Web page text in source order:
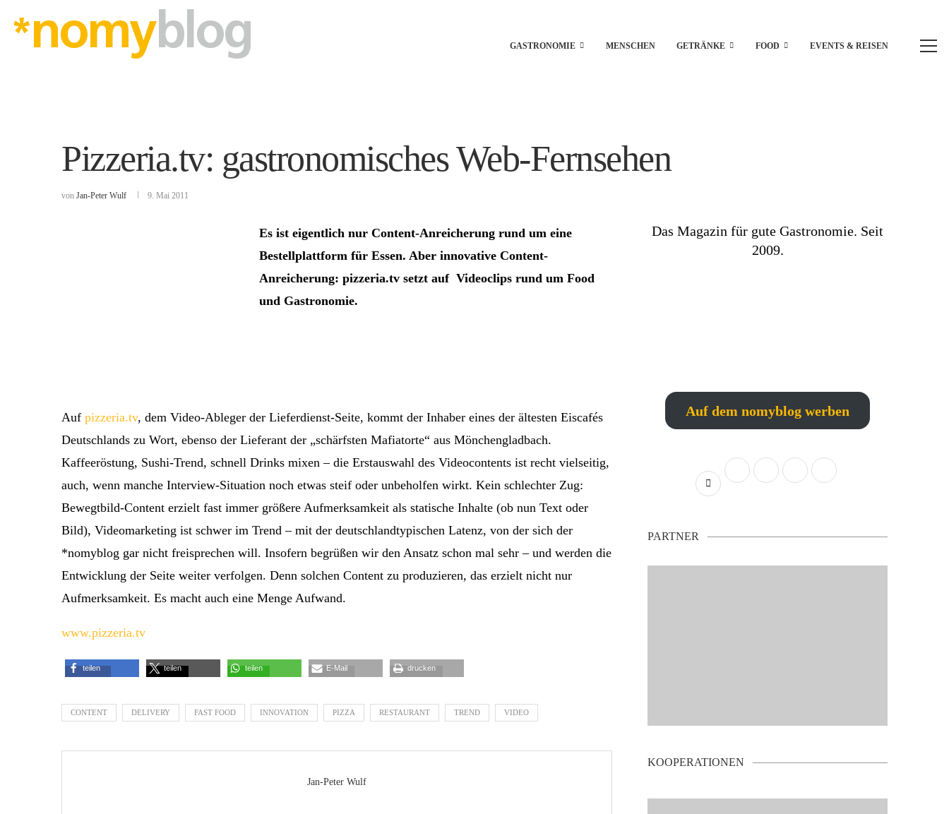
GASTRONOMIE MENSCHEN GETRÄNKE FOOD EVENTS & REISEN
Pizzeria.tv: gastronomisches Web-Fernsehen
von Jan-Peter Wulf 9. Mai 2011
Es ist eigentlich nur Content-Anreicherung rund um eine
Bestellplattform für Essen. Aber innovative Content-
Anreicherung: pizzeria.tv setzt auf Videoclips rund um Food
und Gastronomie.
Auf pizzeria.tv, dem Video-Ableger der Lieferdienst-Seite, kommt der Inhaber eines der ältesten Eiscafés
Deutschlands zu Wort, ebenso der Lieferant der „schärfsten Mafiatorte“ aus Mönchengladbach.
Kaffeeröstung, Sushi-Trend, schnell Drinks mixen – die Erstauswahl des Videocontents ist recht vielseitig,
auch, wenn manche Interview-Situation noch etwas steif oder unbeholfen wirkt. Kein schlechter Zug:
Bewegtbild-Content erzielt fast immer größere Aufmerksamkeit als statische Inhalte (ob nun Text oder
Bild), Videomarketing ist schwer im Trend – mit der deutschlandtypischen Latenz, von der sich der
*nomyblog gar nicht freisprechen will. Insofern begrüßen wir den Ansatz schon mal sehr – und werden die
Entwicklung der Seite weiter verfolgen. Denn solchen Content zu produzieren, das erzielt nicht nur
Aufmerksamkeit. Es macht auch eine Menge Aufwand.
www.pizzeria.tv
teilen teilen teilen E-Mail drucken
CONTENT DELIVERY FAST FOOD INNOVATION PIZZA RESTAURANT TREND VIDEO
Jan-Peter Wulf
Das Magazin für gute Gastronomie. Seit
2009.
Auf dem nomyblog werben
PARTNER
KOOPERATIONEN